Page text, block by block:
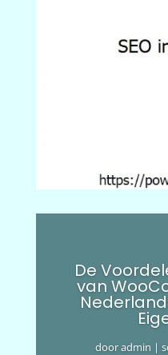
De
van
dooradmin |